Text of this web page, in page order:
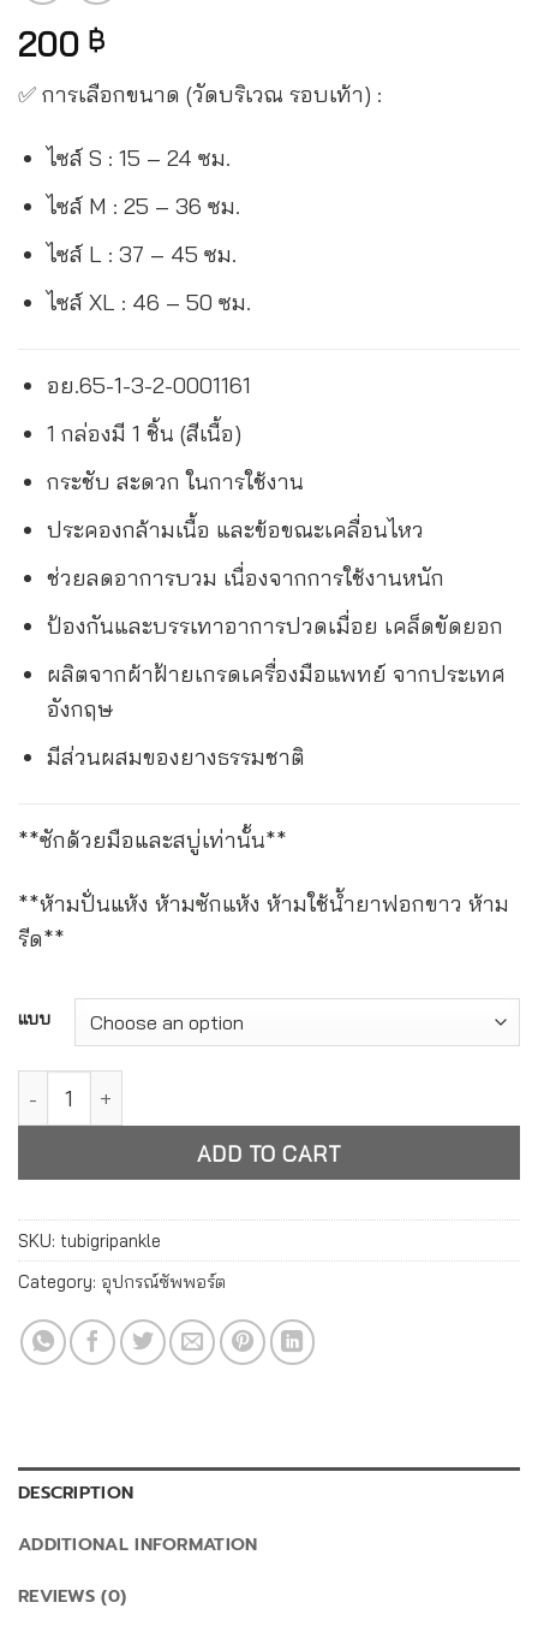
200 ฿
✅ การเลือกขนาด (วัดบริเวณ รอบเท้า) :
ไซส์ S : 15 – 24 ซม.
ไซส์ M : 25 – 36 ซม.
ไซส์ L : 37 – 45 ซม.
ไซส์ XL : 46 – 50 ซม.
อย.65-1-3-2-0001161
1 กล่องมี 1 ชิ้น (สีเนื้อ)
กระชับ สะดวก ในการใช้งาน
ประคองกล้ามเนื้อ และข้อขณะเคลื่อนไหว
ช่วยลดอาการบวม เนื่องจากการใช้งานหนัก
ป้องกันและบรรเทาอาการปวดเมื่อย เคล็ดขัดยอก
ผลิตจากผ้าฝ้ายเกรดเครื่องมือแพทย์ จากประเทศ
อังกฤษ
มีส่วนผสมของยางธรรมชาติ
**ซักด้วยมือและสบู่เท่านั้น**
**ห้ามปั่นแห้ง ห้ามซักแห้ง ห้ามใช้น้ำยาฟอกขาว ห้าม
รีด**
แบบ
ทูบีกริบ ฟิลฟรี ผ้ายืดรัดข้อเท้า ชนิดสวม สีเนื้อ Tubigrip Feel
ADD TO CART
Alternative:
SKU: tubigripankle
Category: อุปกรณ์ซัพพอร์ต
DESCRIPTION
ADDITIONAL INFORMATION
REVIEWS (0)